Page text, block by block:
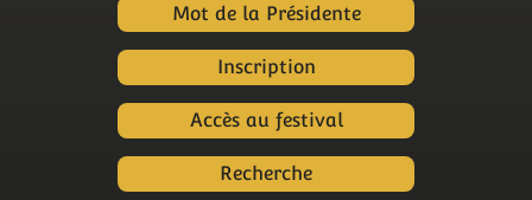
Mot de la Présidente
Inscription
Accès au festival
Recherche